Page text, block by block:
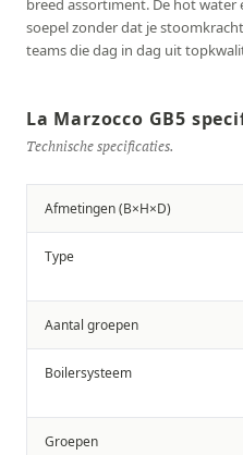
breed assortiment. De hot
soepel zonder dat je
teams die dag in dag uit
La Marzocco GB5
Technische specificaties.
Afmetingen (B×H×D)
Type
Aantal groepen
Boilersysteem
Groepen